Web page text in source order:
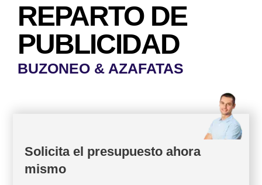
REPARTO DE
PUBLICIDAD
BUZONEO & AZAFATAS
Solicita el presupuesto ahora
mismo